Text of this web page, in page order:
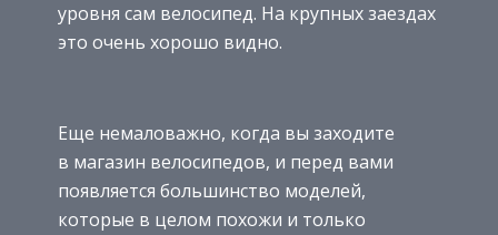
уровня сам велосипед. На крупных заездах
это очень хорошо видно.
Еще немаловажно, когда вы заходите
в магазин велосипедов, и перед вами
появляется большинство моделей,
которые в целом похожи и только